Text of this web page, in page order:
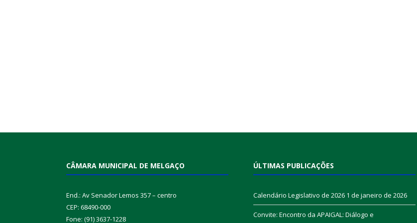
CÂMARA MUNICIPAL DE MELGAÇO
End.: Av Senador Lemos 357 – centro
CEP: 68490-000
Fone: (91) 3637-1228
ÚLTIMAS PUBLICAÇÕES
Calendário Legislativo de 2026 1 de janeiro de 2026
Convite: Encontro da APAIGAL: Diálogo e